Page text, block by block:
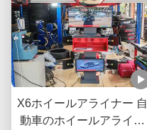
X6ホイールアライナー 自
動車のホイールアライナ